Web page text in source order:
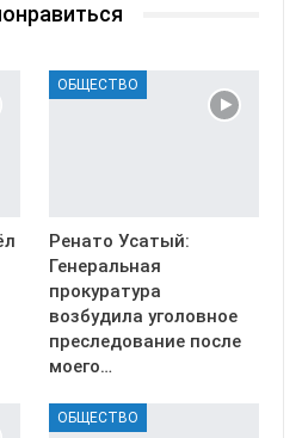
ОБЩЕСТВО
Ренато Усатый:
Генеральная
прокуратура
возбудила уголовное
преследование после
моего…
ОБЩЕСТВО